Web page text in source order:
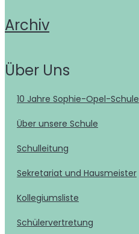
Archiv
Über Uns
10 Jahre Sophie-Opel-Schule
Über unsere Schule
Schulleitung
Sekretariat und Hausmeister
Kollegiumsliste
Schülervertretung